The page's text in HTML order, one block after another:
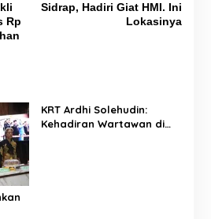
Rp
Sidrap, Hadiri Giat HMI. Ini
Lokasinya
KRT Ardhi Solehudin:
Kehadiran Wartawan di